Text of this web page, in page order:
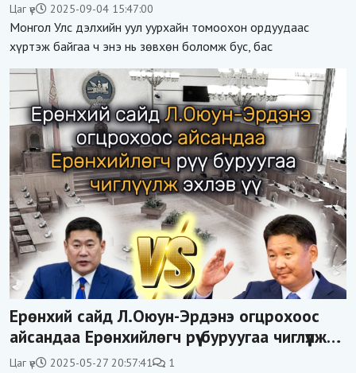
Цаг үе 2025-09-04 15:47:00
Монгол Улс дэлхийн уул уурхайн томоохон ордуудаас
хүртэж байгаа ч энэ нь зөвхөн боломж бус, бас
Ерөнхий сайд Л.Оюун-Эрдэнэ огцрохоос
айсандаа Ерөнхийлөгч рүү буруугаа чиглүүлж
эхлэв үү
Цаг үе 2025-05-27 20:57:41 1